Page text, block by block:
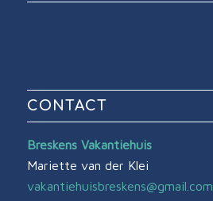
CONTACT
Breskens Vakantiehuis
Mariette van der Klei
vakantiehuisbreskens@gmail.com